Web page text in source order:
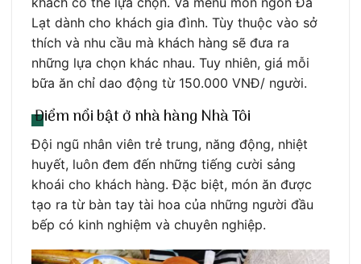
Lạt dành cho khách gia đình. Tùy thuộc vào sở
thích và nhu cầu mà khách hàng sẽ đưa ra
những lựa chọn khác nhau. Tuy nhiên, giá mỗi
bữa ăn chỉ dao động từ 150.000 VNĐ/ người.
Điểm nổi bật ở nhà hàng Nhà Tôi
Đội ngũ nhân viên trẻ trung, năng động, nhiệt
huyết, luôn đem đến những tiếng cười sảng
khoái cho khách hàng. Đặc biệt, món ăn được
tạo ra từ bàn tay tài hoa của những người đầu
bếp có kinh nghiệm và chuyên nghiệp.